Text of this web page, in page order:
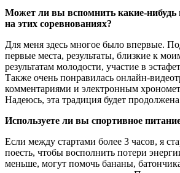
Может ли вы вспомнить какие-нибудь
на этих соревнованиях?
Для меня здесь многое было впервые.
первые места, результаты, близкие к
результатам молодости, участие в
Также очень понравилась онлайн-
комментариями и электронным
Надеюсь, эта традиция будет
Используете ли вы спортивное
Если между стартами более 3 часов, я
поесть, чтобы восполнить потери
меньше, могут помочь бананы,